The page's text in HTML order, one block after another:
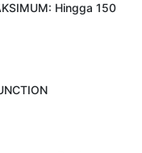
Hingga 150